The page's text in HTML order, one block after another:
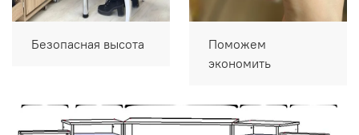
Безопасная высота
Поможем
экономить